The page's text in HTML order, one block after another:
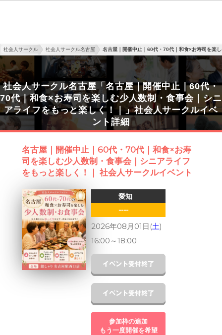
社会人サークル 社会人サークル名古屋 名古屋｜開催中止｜60代・70代｜和食×お寿司を楽
社会人サークル名古屋「名古屋｜開催中止｜60代・
70代｜和食×お寿司を楽しむ少人数制・食事会｜シニ
アライフをもっと楽しく！｜」社会人サークルイベ
ント詳細
名古屋｜開催中止｜60代・70代｜和食×お寿
司を楽しむ少人数制・食事会｜シニアライフ
をもっと楽しく！｜ 社会人サークルイベント
愛知
----
2026年08月01日(土)
16:00 ～18:00
参加枠の追加
もう一度開催を希望